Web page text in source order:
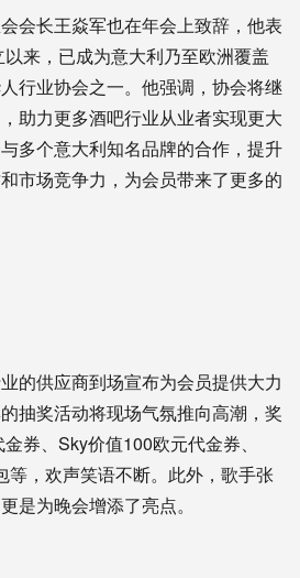
会长王焱军也在年会上致辞，他表
来，已成为意大利乃至欧洲覆盖
行业协会之一。他强调，协会将继
助力更多酒吧行业从业者实现更大
多个意大利知名品牌的合作，提升
市场竞争力，为会员带来了更多的
的供应商到场宣布为会员提供大力
抽奖活动将现场气氛推向高潮，奖
券、Sky价值100欧元代金券、
等，欢声笑语不断。此外，歌手张
是为晚会增添了亮点。